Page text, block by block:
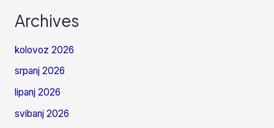
Archives
kolovoz 2026
srpanj 2026
lipanj 2026
svibanj 2026